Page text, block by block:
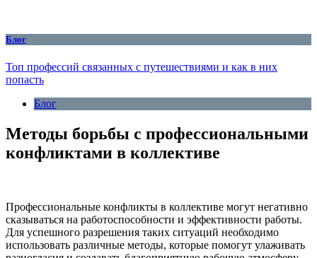
Блог
Топ профессий связанных с путешествиями и как в них
попасть
Блог
Методы борьбы с профессиональными
конфликтами в коллективе
Профессиональные конфликты в коллективе могут негативно
сказываться на работоспособности и эффективности работы.
Для успешного разрешения таких ситуаций необходимо
использовать различные методы, которые помогут улаживать